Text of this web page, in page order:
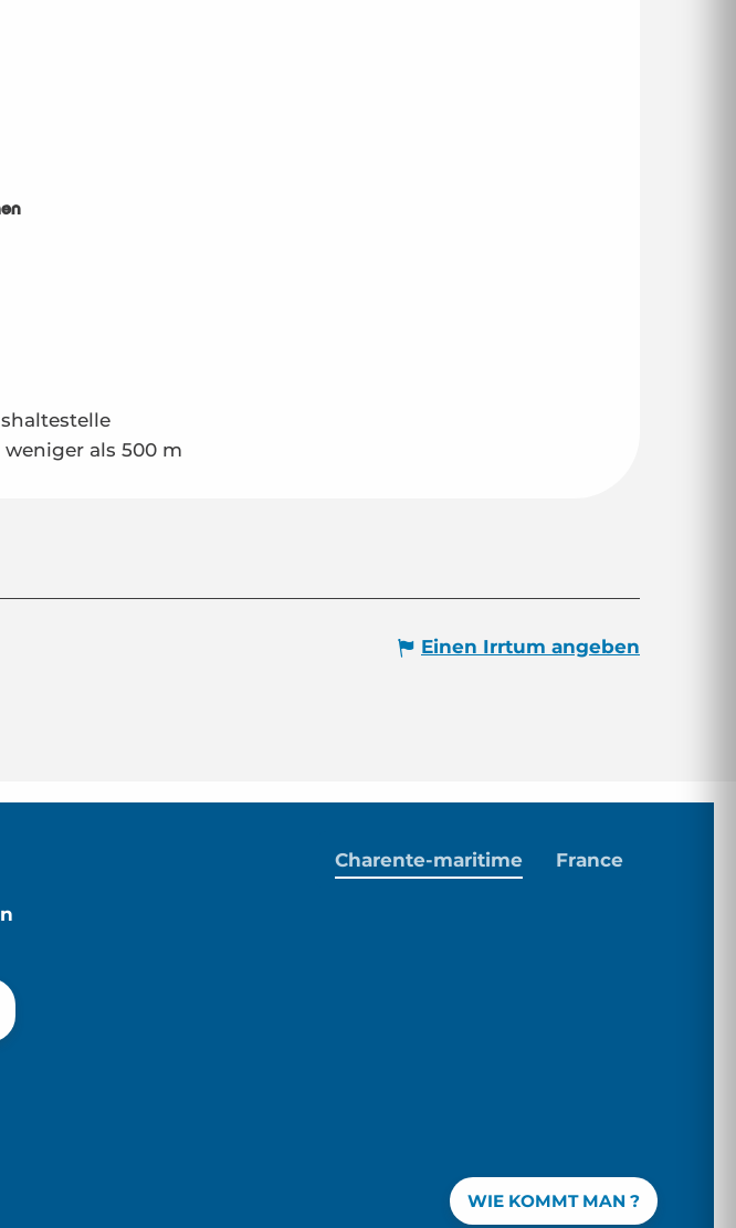
als 500 m
Einen Irrtum angeben
WIE KOMMT MAN ?
Charente-maritime France